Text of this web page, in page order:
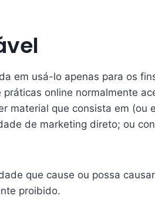
em usá-lo apenas para os
online normalmente
material que consista em
de marketing direto; ou
que cause ou possa
proibido.